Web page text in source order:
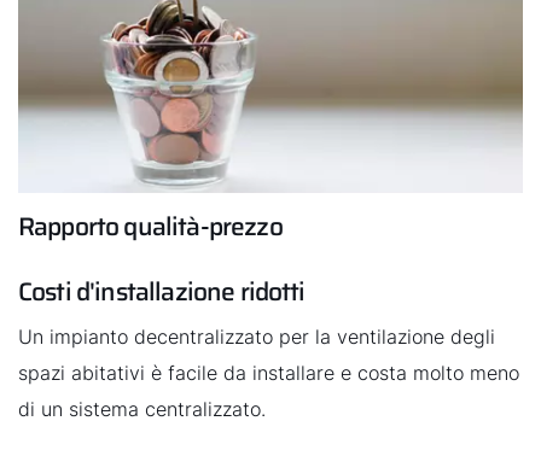
ristoratore.
Rapporto qualità-prezzo
Costi d'installazione ridotti
Un impianto decentralizzato per la ventilazione degli
spazi abitativi è facile da installare e costa molto meno
di un sistema centralizzato.